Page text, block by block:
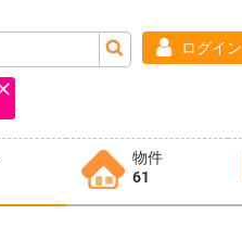
ログイン
物件
61